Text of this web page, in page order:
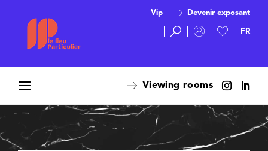
Vip Devenir exposant
Viewing rooms